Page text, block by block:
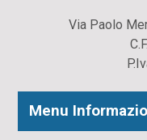
Via Paolo
Menu